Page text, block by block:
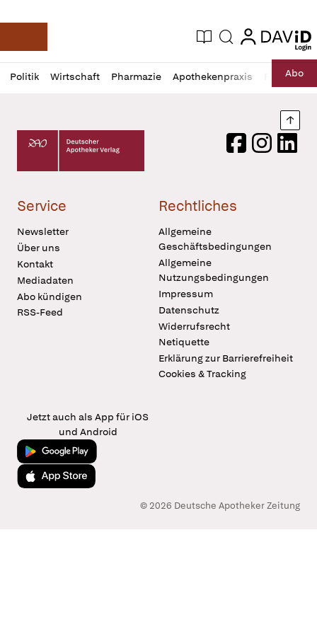
Deutsche Apotheker Zeitung
Aktuelle Ausgabe
Suche login
login
Politik Wirtschaft Pharmazie Apothekenpraxis RechtAbo
Profil
öffnen
Daz
Pur
Deutscher Apotheker Verlag Logo
FacebookInstagram
Service
Newsletter
Über uns
Kontakt
Mediadaten
Abo kündigen
RSS-Feed
Rechtliches
Allgemeine
Geschäftsbedingungen
Allgemeine
Nutzungsbedingungen
Impressum
Datenschutz
Widerrufsrecht
Netiquette
Erklärung zur Barrierefreiheit
Cookies & Tracking
Jetzt auch als App für iOS
und Android
Jetzt bei Google Play
Laden im App Store
© 2026 Deutsche Apotheker Zeitung